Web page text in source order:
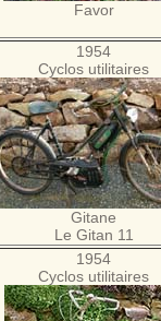
Favor
1954
Cyclos utilitaires
Gitane
Le Gitan 11
1954
Cyclos utilitaires